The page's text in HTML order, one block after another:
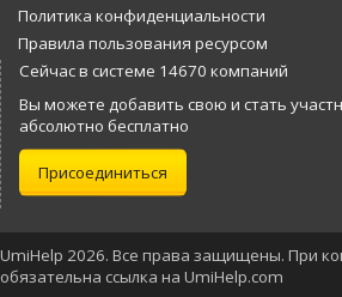
Политика конфиденциальности
Правила пользования ресурсом
Сейчас в системе 14670 компаний
Вы можете добавить свою и стать
абсолютно бесплатно
Присоединиться
UmiHelp 2026. Все права защищены. При
обязательна ссылка на UmiHelp.com